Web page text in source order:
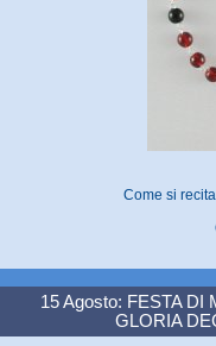
Come si
15 Agosto: FESTA DI
GLORIA